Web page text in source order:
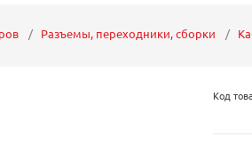
Разъемы, переходники, сборки
Код